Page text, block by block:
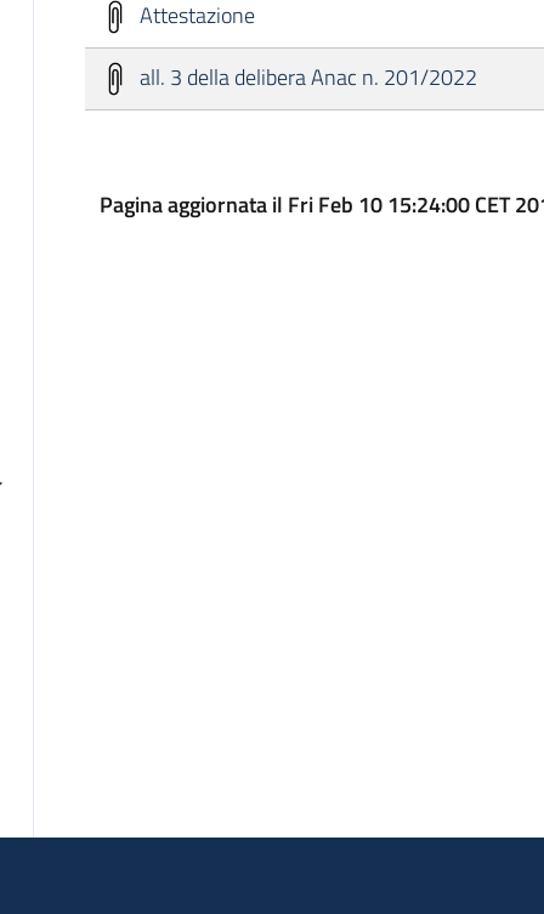
Attestazione
all. 3 della delibera Anac n. 201/2022
Pagina aggiornata il Fri Feb 10 15:24:00 CET